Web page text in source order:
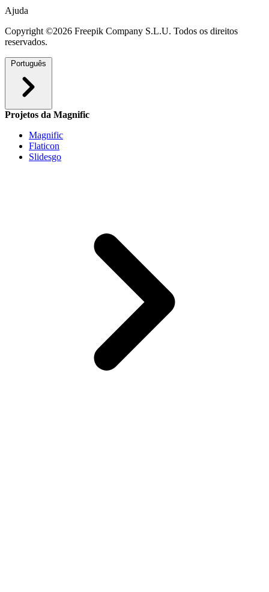
Ajuda
Copyright ©2026 Freepik Company S.L.U. Todos os direitos
reservados.
Português
Projetos da Magnific
Magnific
Flaticon
Slidesgo